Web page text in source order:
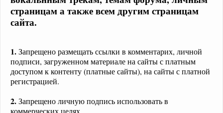
страницам а также всем другим страницам
сайта.
1.Запрещено размещать ссылки в комментарих, личной
подписи, загруженном материале на сайты с платным
доступом к контенту (платные сайты), на сайты с платной
регистрацией.
2.Запрещено личную подпись использовать в